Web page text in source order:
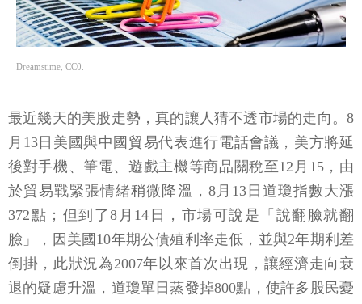
Dreamstime, CC0.
最近幾天的美股走勢，真的讓人猜不透市場的走向。8
月13日美國與中國貿易代表進行電話會議，美方將延
後對手機、筆電、遊戲主機等商品關稅至12月15，由
於貿易戰緊張情緒稍微降溫，8月13日道瓊指數大漲
372點；但到了8月14日，市場可說是「說翻臉就翻
臉」，因美國10年期公債殖利率走低，並與2年期利差
倒掛，此狀況為2007年以來首次出現，讓經濟走向衰
退的疑慮升溫，道瓊單日蒸發掉800點，使許多股民憂